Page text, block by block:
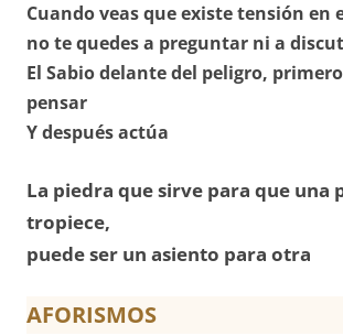
Cuando veas que existe tensión en
no te quedes a preguntar ni a
El Sabio delante del peligro,
pensar
Y después actúa
La piedra que sirve para que una
tropiece,
puede ser un asiento para otra
AFORISMOS